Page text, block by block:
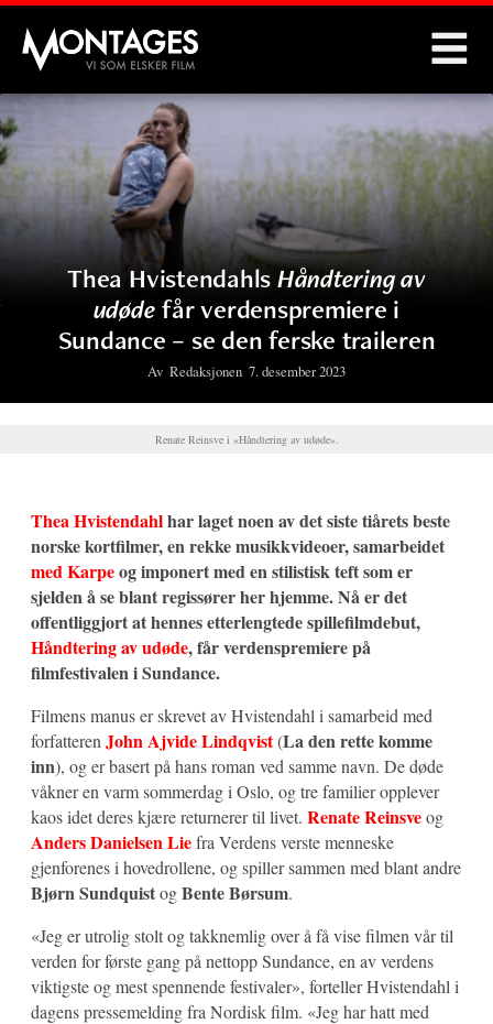
Montages
Thea HvistendahlsHåndtering av
udødefår verdenspremiere i
Sundance – se den ferske traileren
Av Redaksjonen 7. desember 2023
Renate Reinsve i «Håndtering av udøde».
Thea Hvistendahlhar laget noen av det siste tiårets beste
norske kortfilmer, en rekke musikkvideoer, samarbeidet
med Karpeog imponert med en stilistisk teft som er
sjelden å se blant regissører her hjemme. Nå er det
offentliggjort at hennes etterlengtede spillefilmdebut,
Håndtering av udøde, får verdenspremiere på
filmfestivalen i Sundance.
Filmens manus er skrevet av Hvistendahl i samarbeid med
forfatteren John Ajvide Lindqvist(La den rette komme
inn), og er basert på hans roman ved samme navn. De døde
våkner en varm sommerdag i Oslo, og tre familier opplever
kaos idet deres kjære returnerer til livet. Renate Reinsveog
Anders Danielsen Liefra Verdens verste menneske
gjenforenes i hovedrollene, og spiller sammen med blant andre
Bjørn SundquistogBente Børsum.
«Jeg er utrolig stolt og takknemlig over å få vise filmen vår til
verden for første gang på nettopp Sundance, en av verdens
viktigste og mest spennende festivaler», forteller Hvistendahl i
dagens pressemelding fra Nordisk film. «Jeg har hatt med